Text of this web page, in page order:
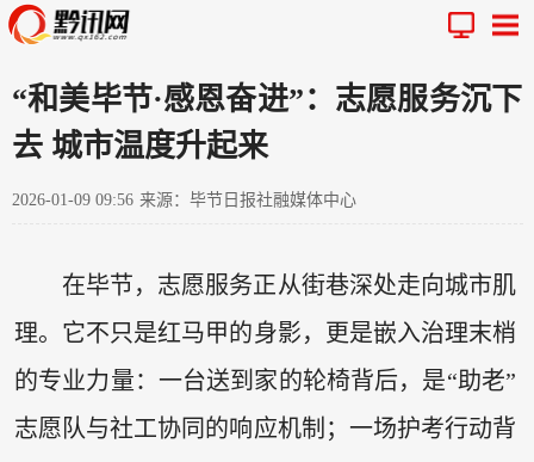
“和美毕节·感恩奋进”：志愿服务沉下
去 城市温度升起来
2026-01-09 09:56 来源：毕节日报社融媒体中心
在毕节，志愿服务正从街巷深处走向城市肌
理。它不只是红马甲的身影，更是嵌入治理末梢
的专业力量：一台送到家的轮椅背后，是“助老”
志愿队与社工协同的响应机制；一场护考行动背